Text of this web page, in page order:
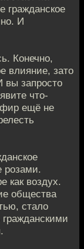
гражданское
И
Конечно,
влияние, зато
вы запросто
что-
ещё не
розами.
как воздух.
общества
стало